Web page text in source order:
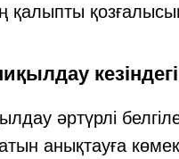
қалыпты
әртүрлі
анықтауға